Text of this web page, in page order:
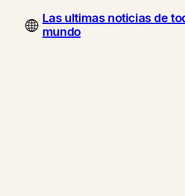
Las ultimas noticias de
mundo